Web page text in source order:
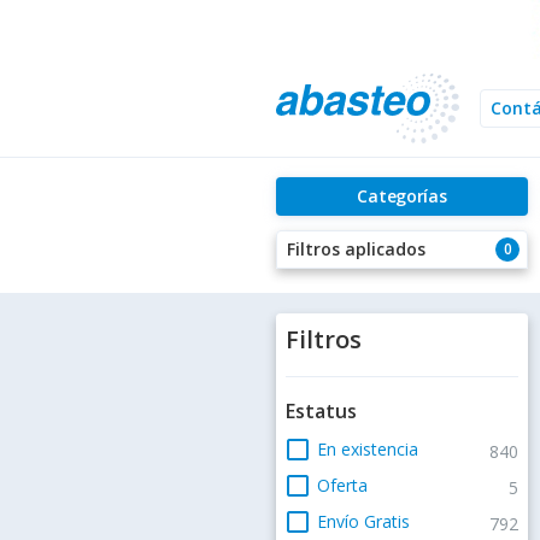
Categorías
0
Filtros aplicados
Filtros
Estatus
check_box_outline_blank En existencia 840
check_box_outline_blank Oferta 5
check_box_outline_blank Envío Gratis 792